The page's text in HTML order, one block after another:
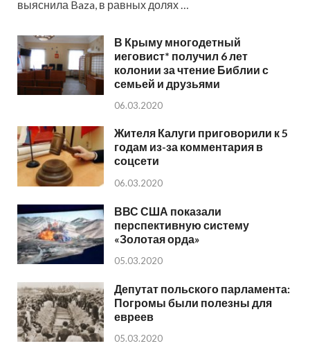
выяснила Baza, в равных долях …
В Крыму многодетный
иеговист* получил 6 лет
колонии за чтение Библии с
семьей и друзьями
06.03.2020
Жителя Калуги приговорили к 5
годам из-за комментария в
соцсети
06.03.2020
ВВС США показали
перспективную систему
«Золотая орда»
05.03.2020
Депутат польского парламента:
Погромы были полезны для
евреев
05.03.2020